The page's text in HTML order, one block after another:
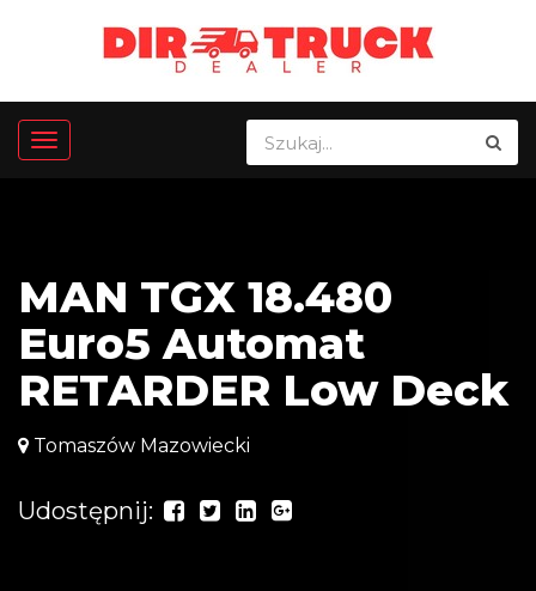
MAN TGX 18.480
Euro5 Automat
RETARDER Low Deck
Tomaszów Mazowiecki
Udostępnij: